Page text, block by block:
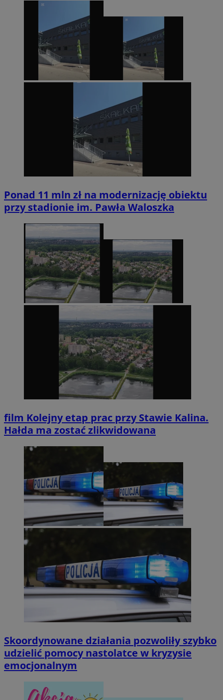
Ponad 11 mln zł na modernizację obiektu
przy stadionie im. Pawła Waloszka
film Kolejny etap prac przy Stawie Kalina.
Hałda ma zostać zlikwidowana
Skoordynowane działania pozwoliły szybko
udzielić pomocy nastolatce w kryzysie
emocjonalnym